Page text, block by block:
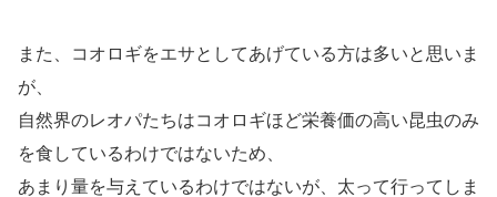
また、コオロギをエサとしてあげている方は多いと思いま
が、
自然界のレオパたちはコオロギほど栄養価の高い昆虫のみ
を食しているわけではないため、
あまり量を与えているわけではないが、太って行ってしま